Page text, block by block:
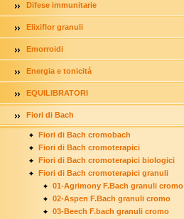
Difese immunitarie
Elixiflor granuli
Emorroidi
Energia e tonicitá
EQUILIBRATORI
Fiori di Bach
Fiori di Bach cromobach
Fiori di Bach cromoterapici
Fiori di Bach cromoterapici biologici
Fiori di Bach cromoterapici granuli
01-Agrimony F.Bach granuli cromo
02-Aspen F.Bach granuli cromo
03-Beech F.bach granuli cromo